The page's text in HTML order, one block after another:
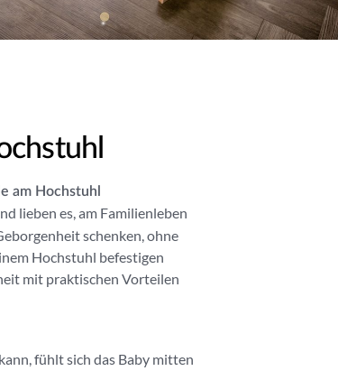
am Hochstuhl
lieben es, am Familienleben
schenken, ohne
Hochstuhl befestigen
mit praktischen Vorteilen
fühlt sich das Baby mitten